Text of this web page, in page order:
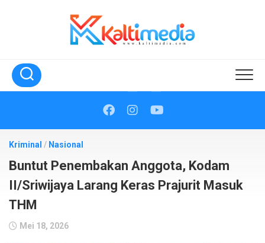
Kriminal / Nasional
Buntut Penembakan Anggota, Kodam
II/Sriwijaya Larang Keras Prajurit Masuk
THM
Mei 18, 2026